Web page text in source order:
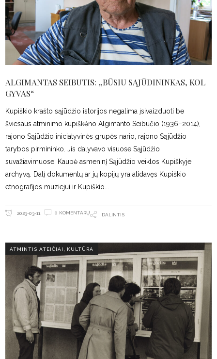
ALGIMANTAS SEIBUTIS: „BŪSIU SĄJŪDININKAS, KOL
GYVAS“
Kupiškio krašto sąjūdžio istorijos negalima įsivaizduoti be
šviesaus atminimo kupiškėno Algimanto Seibučio (1936–2014),
rajono Sąjūdžio iniciatyvinės grupės nario, rajono Sąjūdžio
tarybos pirmininko. Jis dalyvavo visuose Sąjūdžio
suvažiavimuose. Kaupė asmeninį Sąjūdžio veiklos Kupiškyje
archyvą. Dalį dokumentų ar jų kopijų yra atidavęs Kupiškio
etnografijos muziejui ir Kupiškio
2023-03-11 0 KOMENTARŲ DALINTIS
ATMINTIS ATEIČIAI KULTŪRA